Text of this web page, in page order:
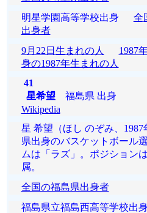
明星学園高等学校出身 全
出身者
9月22日生まれの人
1987
身の1987年生まれの人
41
星希望福島県 出身
Wikipedia
星 希望（ほし のぞみ、1987
県出身のバスケットボール
ムは「ラズ」。ポジション
属。
全国の福島県出身者
福島県立福島西高等学校